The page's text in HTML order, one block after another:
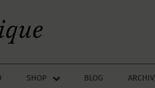
SHOP BLOG ARCHIV